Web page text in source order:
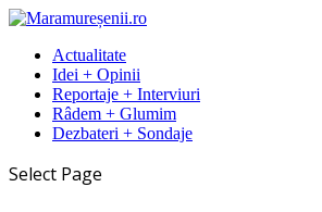
Actualitate
Idei + Opinii
Reportaje + Interviuri
Râdem + Glumim
Dezbateri + Sondaje
Select Page